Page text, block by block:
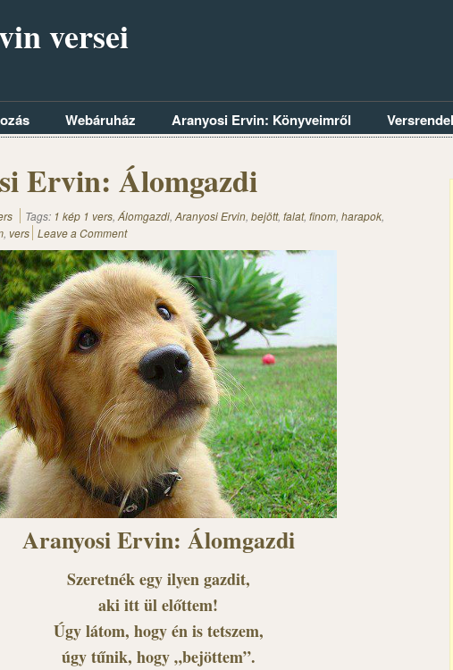
versei
Webáruház Aranyosi Ervin: Könyveimről
Ervin: Álomgazdi
Tags: 1 kép 1 vers, Álomgazdi, Aranyosi Ervin, bejött, falat, finom, harapok,
, vers Leave a Comment
Aranyosi Ervin: Álomgazdi
Szeretnék egy ilyen gazdit,
aki itt ül előttem!
Úgy látom, hogy én is tetszem,
úgy tűnik, hogy „bejöttem”.